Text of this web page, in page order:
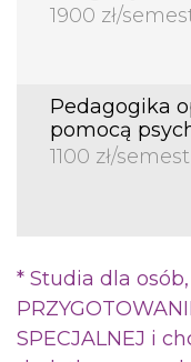
1900 zł/
Pedagogika
pomocą
1100 zł/
* Studia dla
SPECJALNEJ i